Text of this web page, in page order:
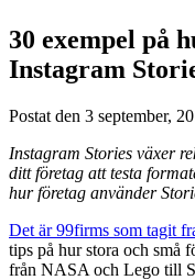
30 exempel på
Instagram
Postat den 3 september,
Instagram Stories växer
ditt företag att testa
hur företag använder
Det är 99firms som tagit
tips på hur stora och små
från NASA och Lego till